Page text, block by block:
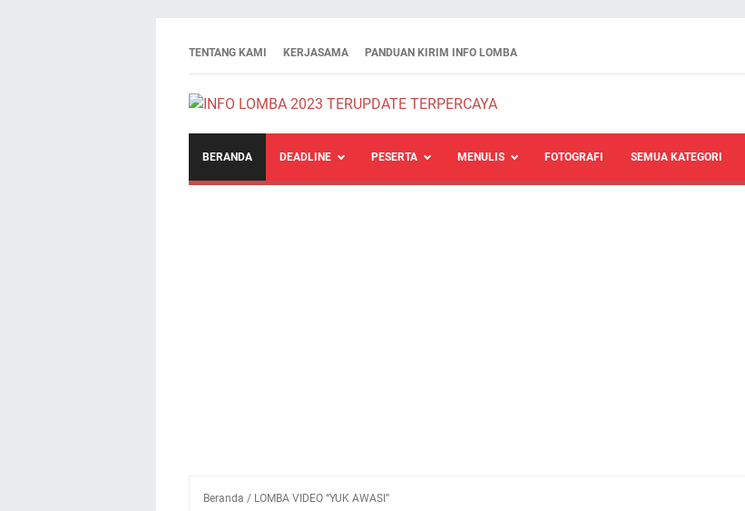
TENTANG KAMI KERJASAMA PANDUAN KIRIM INFO LOMBA
BERANDA DEADLINE PESERTA MENULIS FOTOGRAFI SEMUA KATEGORI
Beranda / LOMBA VIDEO “YUK AWASI”